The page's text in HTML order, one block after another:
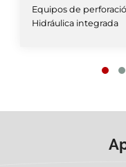
Equipos de
Hidráulica integrada